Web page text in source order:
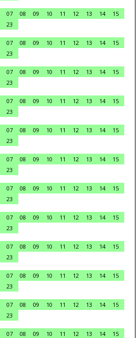
07 08 09 10 11 12 13 14
15
23
07 08 09 10 11 12 13 14
15
23
07 08 09 10 11 12 13 14
15
23
07 08 09 10 11 12 13 14
15
23
07 08 09 10 11 12 13 14
15
23
07 08 09 10 11 12 13 14
15
23
07 08 09 10 11 12 13 14
15
23
07 08 09 10 11 12 13 14
15
23
07 08 09 10 11 12 13 14
15
23
07 08 09 10 11 12 13 14
15
23
07 08 09 10 11 12 13 14
15
23
07 08 09 10 11 12 13 14
15